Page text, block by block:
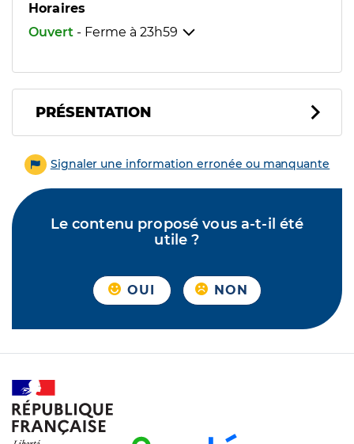
Horaires
Ouvert - Ferme à 23h59
PRÉSENTATION
Signaler une information erronée ou manquante
Le contenu proposé vous a-t-il été
utile ?
OUI NON